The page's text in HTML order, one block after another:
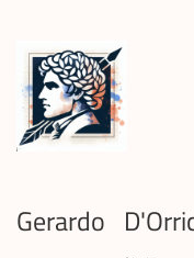
Gerardo